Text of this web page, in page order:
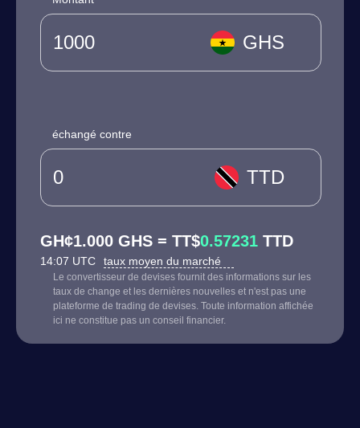
GHS
échangé contre
TTD
GH¢1.000 GHS = TT$0.57231 TTD
14:07 UTC taux moyen du marché
Le convertisseur de devises fournit des informations sur les
taux de change et les dernières nouvelles et n'est pas une
plateforme de trading de devises. Toute information affichée
ici ne constitue pas un conseil financier.